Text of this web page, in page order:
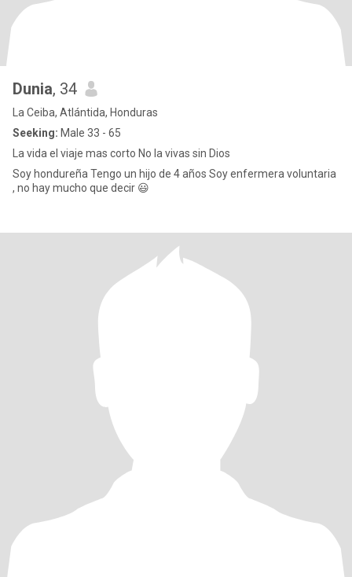
Dunia, 34
La Ceiba, Atlántida, Honduras
Seeking: Male 33 - 65
La vida el viaje mas corto No la vivas sin Dios
Soy hondureña Tengo un hijo de 4 años Soy enfermera voluntaria
, no hay mucho que decir 😃